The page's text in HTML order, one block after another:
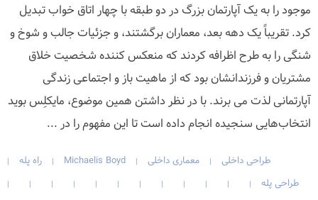
موجود را به یک آپارتمان بزرگ در دو طبقه با چهار اتاق خواب تبدیل
کرد. تقریباً یک دهه بعد، معماران برگشتند، و جزئیات جالب و شوخ و
شنگی را به طرح اظرافه کردند که منعکس کننده شخصیت خلاق
مشتریان و فرزندانشان بود که از ماهیت باز و اجتماعی زندگی
آپارتمانی لذت می برند. با در نظر داشتن همین موضوع، مایکلِس بوید
انتخاب‌هایی سنجیده انجام داده است تا این مفهوم را در ...
طراحی داخلی | معماری داخلی |
Michaelis Boyd
| راه پله |
طراحی پله |
|
|
|
|
|
|
|
|
|
|
|